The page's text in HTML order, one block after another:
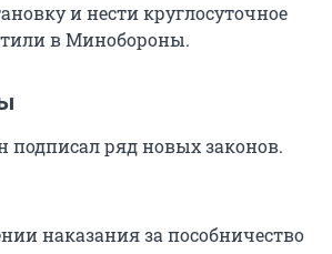
и нести круглосуточное
в Минобороны.
ряд новых законов.
наказания за пособничество